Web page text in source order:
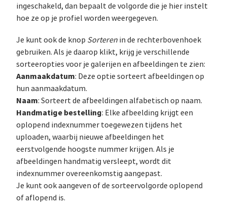
ingeschakeld, dan bepaalt de volgorde die je hier instelt
hoe ze op je profiel worden weergegeven.
Je kunt ook de knop Sorteren in de rechterbovenhoek
gebruiken. Als je daarop klikt, krijg je verschillende
sorteeropties voor je galerijen en afbeeldingen te zien:
Aanmaakdatum: Deze optie sorteert afbeeldingen op
hun aanmaakdatum.
Naam: Sorteert de afbeeldingen alfabetisch op naam.
Handmatige bestelling: Elke afbeelding krijgt een
oplopend indexnummer toegewezen tijdens het
uploaden, waarbij nieuwe afbeeldingen het
eerstvolgende hoogste nummer krijgen. Als je
afbeeldingen handmatig versleept, wordt dit
indexnummer overeenkomstig aangepast.
Je kunt ook aangeven of de sorteervolgorde oplopend
of aflopend is.